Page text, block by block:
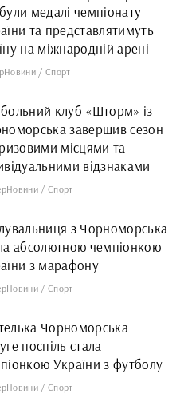
медалі чемпіонату
та представлятимуть
на міжнародній арені
Новини /Спорт
клуб «Шторм» із
завершив сезон
місцями та
відзнаками
Новини /Спорт
з Чорноморська
абсолютною чемпіонкою
з марафону
Новини /Спорт
Чорноморська
поспіль стала
України з футболу
Новини /Спорт